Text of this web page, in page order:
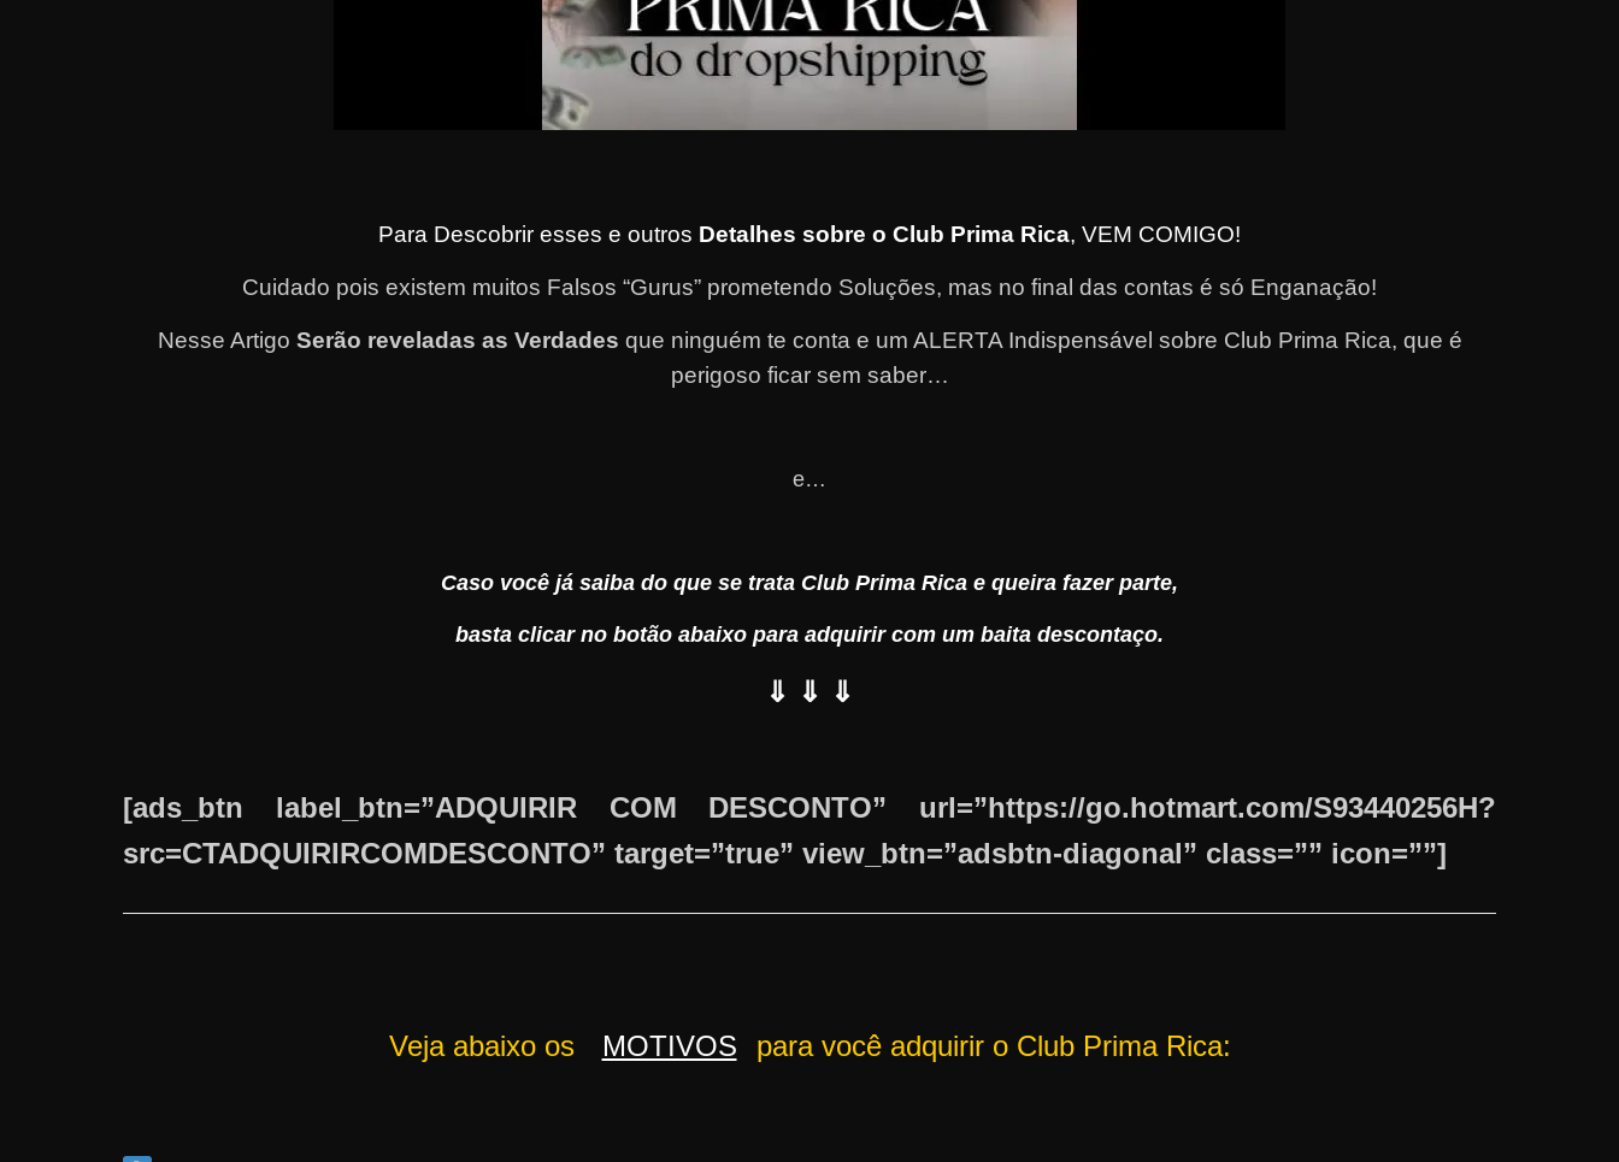
Para Descobrir esses e outros Detalhes sobre o Club Prima Rica, VEM COMIGO!
Cuidado pois existem muitos Falsos “Gurus” prometendo Soluções, mas no final das contas é só Enganação!
Nesse Artigo Serão reveladas as Verdades que ninguém te conta e um ALERTA Indispensável sobre Club Prima Rica, que é
perigoso ficar sem saber…
e…
Caso você já saiba do que se trata Club Prima Rica e queira fazer parte,
basta clicar no botão abaixo para adquirir com um baita descontaço.
⇓ ⇓ ⇓
[ads_btn label_btn=”ADQUIRIR COM DESCONTO” url=”https://go.hotmart.com/S93440256H?
src=CTADQUIRIRCOMDESCONTO” target=”true” view_btn=”adsbtn-diagonal” class=”” icon=””]
Veja abaixo os MOTIVOS para você adquirir o Club Prima Rica: